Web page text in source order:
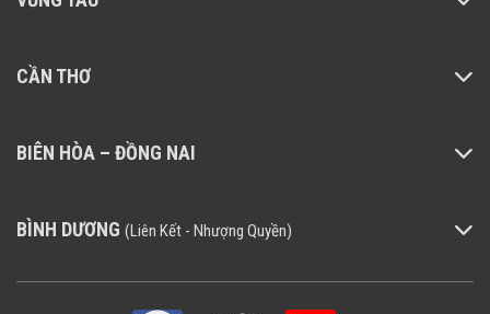
CẦN THƠ
BIÊN HÒA – ĐỒNG NAI
BÌNH DƯƠNG (Liên Kết - Nhượng Quyền)